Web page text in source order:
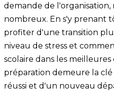
demande de l'organisation,
nombreux. En s'y prenant
profiter d'une transition
niveau de stress et
scolaire dans les
préparation demeure la
réussi et d'un nouveau